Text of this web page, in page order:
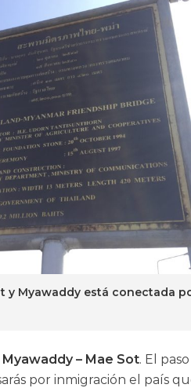
y Myawaddy está conectada
– Mae Sot. El
por inmigración el país